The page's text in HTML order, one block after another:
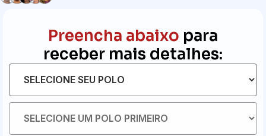
Preencha abaixo para
receber mais detalhes: